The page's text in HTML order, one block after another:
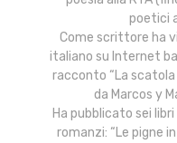
poetici
Come scrittore ha
italiano su Internet
racconto “La
da Marcos y
Ha pubblicato sei
romanzi: “Le pigne